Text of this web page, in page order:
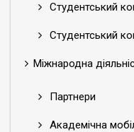
Студентський
Студентський
Міжнародна
Партнери
Академічна